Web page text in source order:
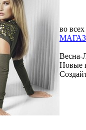
во всех
Весна-
Новые